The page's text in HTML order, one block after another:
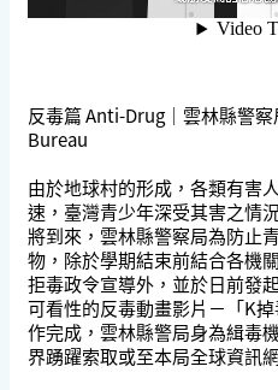
反毒篇 Anti-Drug｜雲林縣警
Bureau
由於地球村的形成，各類有害
速，臺灣青少年深受其害之情
將到來，雲林縣警察局為防止
物，除於學期結束前結合各機
拒毒政令宣導外，並於日前發
可看性的反毒動畫影片－「K
作完成，雲林縣警局身為緝毒
界踴躍索取或至本局全球資訊